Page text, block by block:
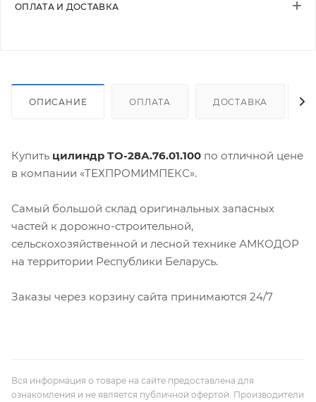
ОПЛАТА И ДОСТАВКА
ОПИСАНИЕ ОПЛАТА ДОСТАВКА
Купить цилиндр ТО-28А.76.01.100 по отличной цене
в компании «ТЕХПРОМИМПЕКС».
Самый большой склад оригинальных запасных
частей к дорожно-строительной,
сельскохозяйственной и лесной технике АМКОДОР
на территории Республики Беларусь.
Заказы через корзину сайта принимаются 24/7
Вся информация о товаре на сайте предоставлена для
ознакомления и не является публичной офертой. Производители